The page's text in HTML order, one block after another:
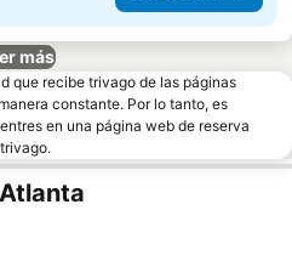
más
que recibe trivago de las páginas
constante. Por lo tanto, es
en una página web de reserva